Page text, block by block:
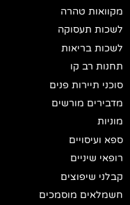
מקוואות טהרה
לשכות תעסוקה
לשכות בריאות
תחנות רב קו
סוכני תיירות פנים
מדבירים מורשים
מוניות
ספא ועיסויים
רופאי שיניים
קבלני שיפוצים
חשמלאים מוסמכים